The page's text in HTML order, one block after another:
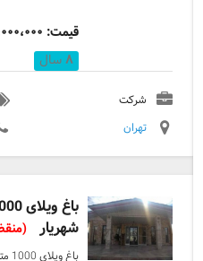
سیستم صوتی و نور
اول :
روی استخر ،...
کاری شده با
قیمت: ٢،١٠٠،٠٠٠،٠٠٠توم
سال
شرکت
تهران
شهریار
باغ